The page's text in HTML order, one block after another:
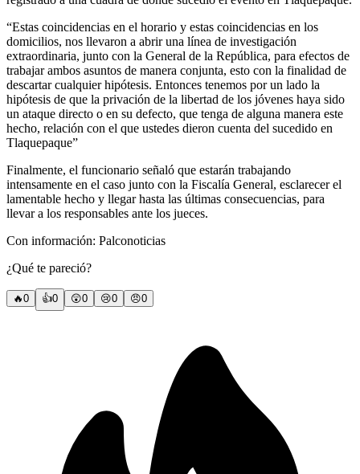
“Estas coincidencias en el horario y estas coincidencias en los
domicilios, nos llevaron a abrir una línea de investigación
extraordinaria, junto con la General de la República, para efectos de
trabajar ambos asuntos de manera conjunta, esto con la finalidad de
descartar cualquier hipótesis. Entonces tenemos por un lado la
hipótesis de que la privación de la libertad de los jóvenes haya sido
un ataque directo o en su defecto, que tenga de alguna manera este
hecho, relación con el que ustedes dieron cuenta del sucedido en
Tlaquepaque”
Finalmente, el funcionario señaló que estarán trabajando
intensamente en el caso junto con la Fiscalía General, esclarecer el
lamentable hecho y llegar hasta las últimas consecuencias, para
llevar a los responsables ante los jueces.
Con información: Palconoticias
¿Qué te pareció?
🔥0 👍0 😲0 😢0 😠0